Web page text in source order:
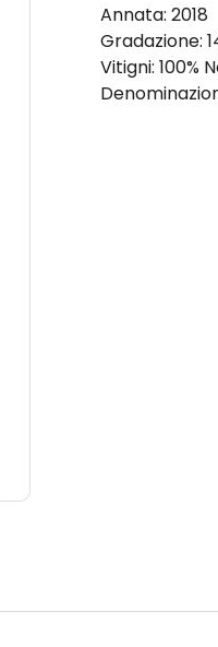
Annata: 2018
Gradazione:
Vitigni: 100%